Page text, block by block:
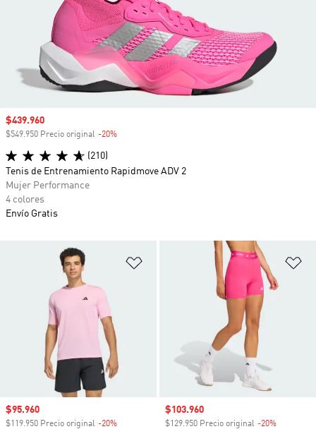
Añadir a la lista de deseos
Precio de venta
$95.960
$119.950 Precio original -20%
Precio de venta
$103.960
$129.950 Precio original -20%
Precio de venta
$439.960
$549.950 Precio original -20%
(210)
Tenis de Entrenamiento Rapidmove ADV 2
Mujer Performance
4 colores
Envío Gratis